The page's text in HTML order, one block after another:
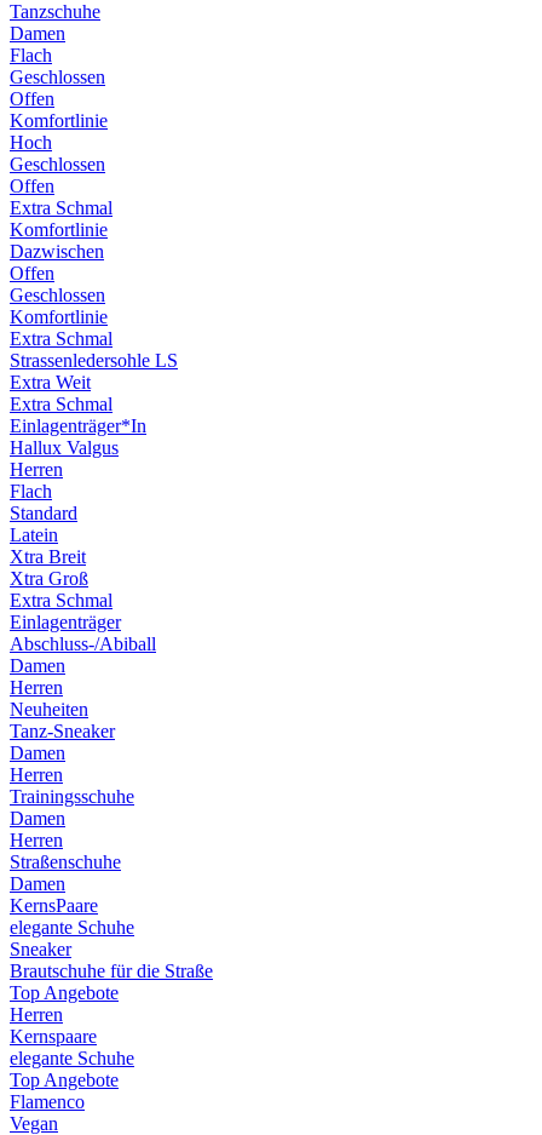
Tanzschuhe
Damen
Flach
Geschlossen
Offen
Komfortlinie
Hoch
Geschlossen
Offen
Extra Schmal
Komfortlinie
Dazwischen
Offen
Geschlossen
Komfortlinie
Extra Schmal
Strassenledersohle LS
Extra Weit
Extra Schmal
Einlagenträger*In
Hallux Valgus
Herren
Flach
Standard
Latein
Xtra Breit
Xtra Groß
Extra Schmal
Einlagenträger
Abschluss-/Abiball
Damen
Herren
Neuheiten
Tanz-Sneaker
Damen
Herren
Trainingsschuhe
Damen
Herren
Straßenschuhe
Damen
KernsPaare
elegante Schuhe
Sneaker
Brautschuhe für die Straße
Top Angebote
Herren
Kernspaare
elegante Schuhe
Top Angebote
Flamenco
Vegan